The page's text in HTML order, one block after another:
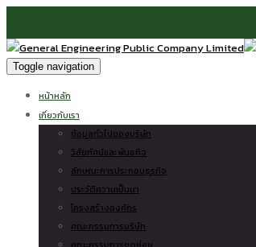
Toggle navigation
หน้าหลัก
เกี่ยวกับเรา
ข้อมูลทั่วไปของบริษัท
วิสัยทัศน์และพันธกิจ
ลักษณะการประกอบธุรกิจ
ประวัติความเป็นมา
โครงสร้างองค์กร
คณะกรรมการบริษัท